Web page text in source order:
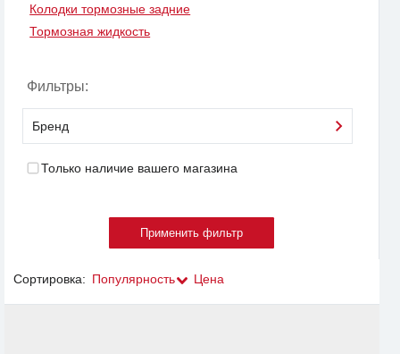
Колодки тормозные задние
Тормозная жидкость
Фильтры:
Бренд
Только наличие вашего магазина
Сортировка: Популярность Цена